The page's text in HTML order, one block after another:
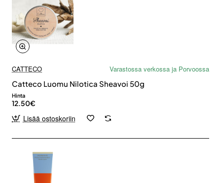
CATTECO
Varastossa verkossa ja Porvoossa
Catteco Luomu Nilotica Sheavoi 50g
Hinta
12.50€
Lisää ostoskoriin